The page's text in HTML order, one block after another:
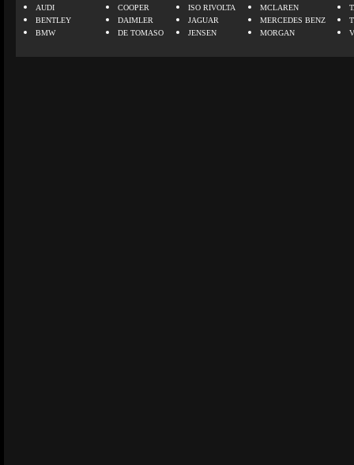
AUDI
BENTLEY
BMW
COOPER
DAIMLER
DE TOMASO
ISO RIVOLTA
JAGUAR
JENSEN
MCLAREN
MERCEDES BENZ
MORGAN